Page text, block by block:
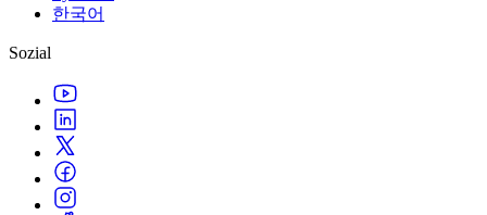
한국어
Sozial